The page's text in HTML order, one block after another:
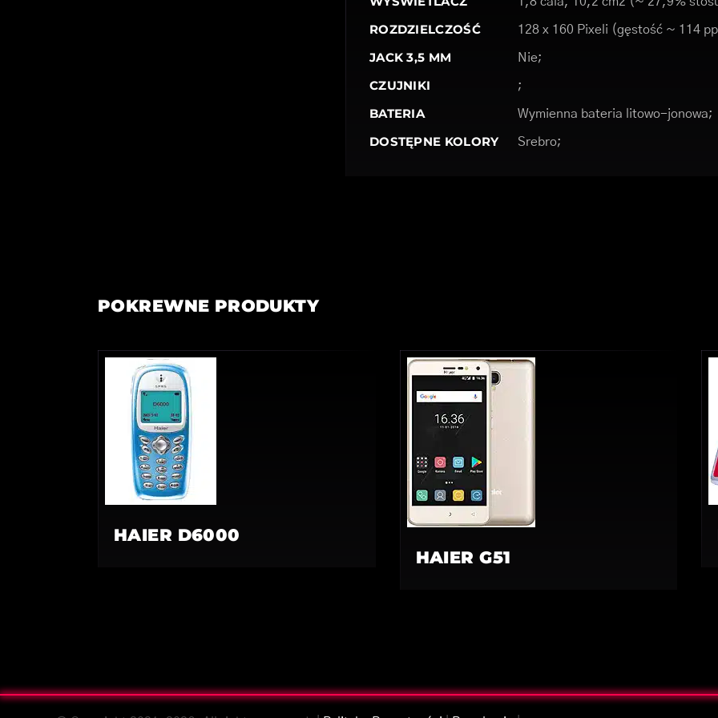
ROZDZIELCZOŚĆ 128 x 160 Pixeli (gęstość ~ 114
JACK 3,5 MM Nie;
CZUJNIKI ;
BATERIA Wymienna bateria litowo-jonowa;
DOSTĘPNE KOLORY Srebro;
POKREWNE PRODUKTY
HAIER D6000
HAIER G51